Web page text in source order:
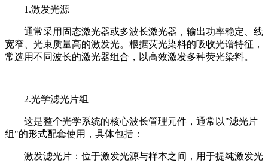
1.激发光源
通常采用固态激光器或多波长激光器，输出功率稳定、线
宽窄、光束质量高的激发光。根据荧光染料的吸收光谱特征，
常选用不同波长的激光器组合，以高效激发多种荧光染料。
2.光学滤光片组
这是整个光学系统的核心波长管理元件，通常以"滤光片
组"的形式配套使用，具体包括：
激发滤光片：位于激发光源与样本之间，用于提纯激发光